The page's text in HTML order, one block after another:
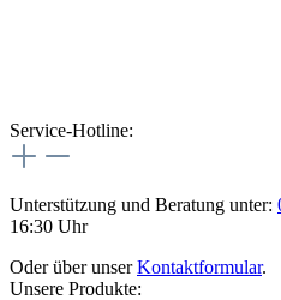
Service-Hotline:
Unterstützung und Beratung unter:
16:30 Uhr
Oder über unserKontaktformular.
Unsere Produkte: